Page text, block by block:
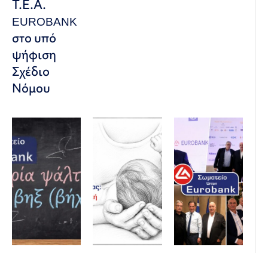
Τ.Ε.Α.
EUROBANK
στο υπό
ψήφιση
Σχέδιο
Νόμου